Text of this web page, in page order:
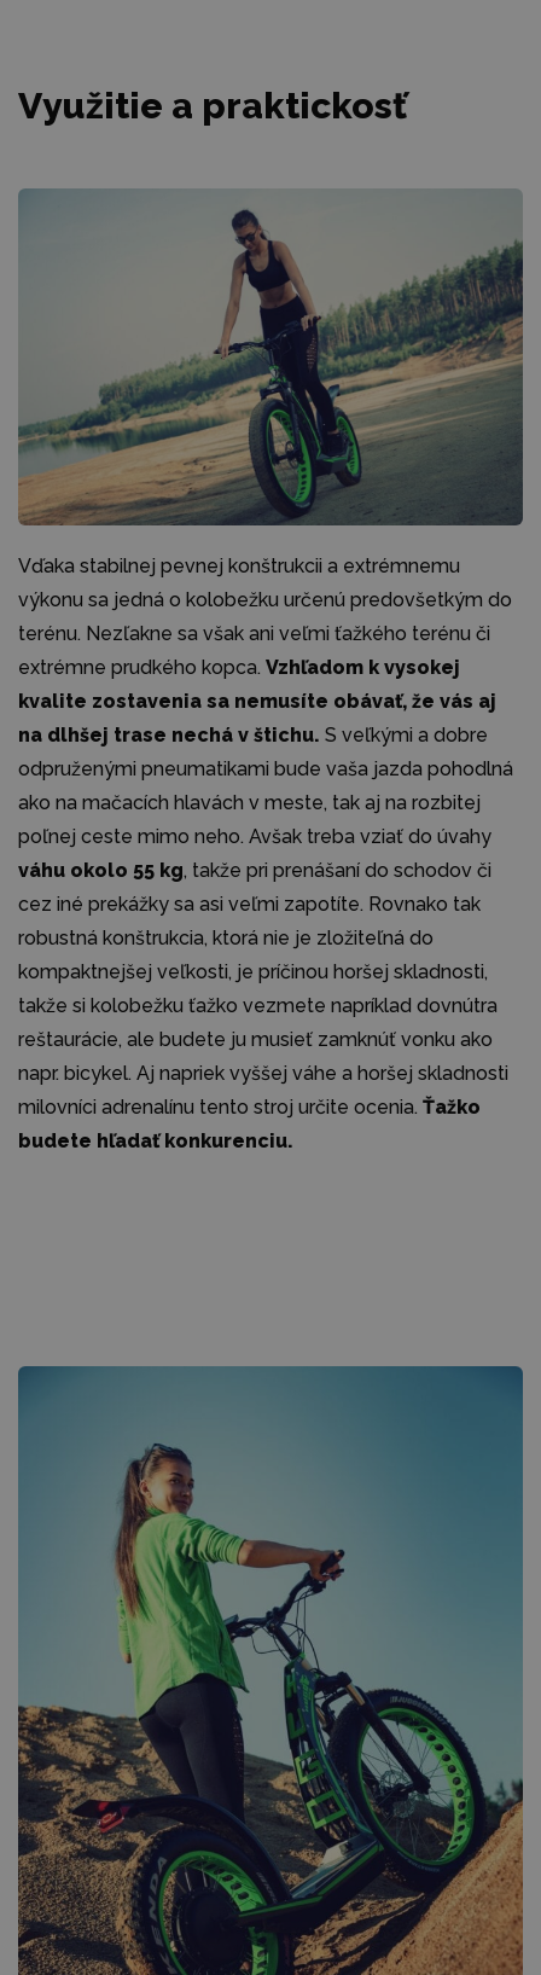
Využitie a praktickosť
Vďaka stabilnej pevnej konštrukcii a extrémnemu
výkonu sa jedná o kolobežku určenú predovšetkým do
terénu. Nezľakne sa však ani veľmi ťažkého terénu či
extrémne prudkého kopca. Vzhľadom k vysokej
kvalite zostavenia sa nemusíte obávať, že vás aj
na dlhšej trase nechá v štichu. S veľkými a dobre
odpruženými pneumatikami bude vaša jazda pohodlná
ako na mačacích hlavách v meste, tak aj na rozbitej
poľnej ceste mimo neho. Avšak treba vziať do úvahy
váhu okolo 55 kg, takže pri prenášaní do schodov či
cez iné prekážky sa asi veľmi zapotíte. Rovnako tak
robustná konštrukcia, ktorá nie je zložiteľná do
kompaktnejšej veľkosti, je príčinou horšej skladnosti,
takže si kolobežku ťažko vezmete napríklad dovnútra
reštaurácie, ale budete ju musieť zamknúť vonku ako
napr. bicykel. Aj napriek vyššej váhe a horšej skladnosti
milovníci adrenalínu tento stroj určite ocenia. Ťažko
budete hľadať konkurenciu.